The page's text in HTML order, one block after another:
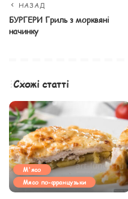
НАЗАД
БУРГЕРИ Гриль з морквяні
начинку
Схожі статті
М'ясо
Мясо по-французьки